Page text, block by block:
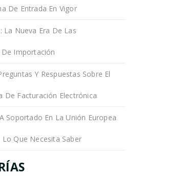
De Entrada En Vigor
La Nueva Era De Las
Importación
Y Respuestas Sobre El
De Facturación Electrónica
Soportado En La Unión Europea
Lo Que Necesita Saber